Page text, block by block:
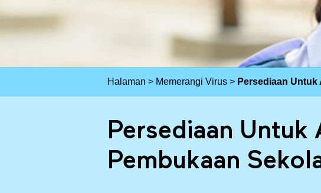
Halaman > Memerangi Virus > Persediaan
Persediaan Untuk
Pembukaan